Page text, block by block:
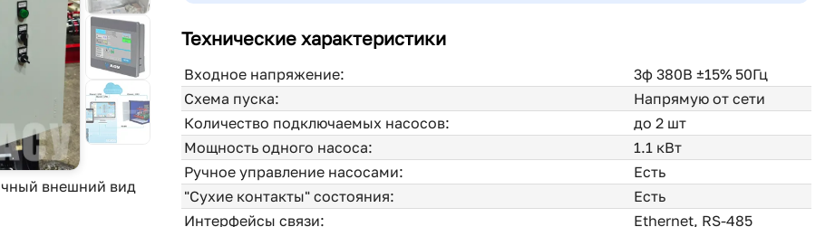
внешний вид
Технические характеристики
Входное напряжение:
3ф 380В ±15% 50Гц
Схема пуска:
Напрямую от сети
Количество подключаемых насосов:
до 2 шт
Мощность одного насоса:
1.1 кВт
Ручное управление насосами:
Есть
"Сухие контакты" состояния:
Есть
Интерфейсы связи:
Ethernet, RS-485